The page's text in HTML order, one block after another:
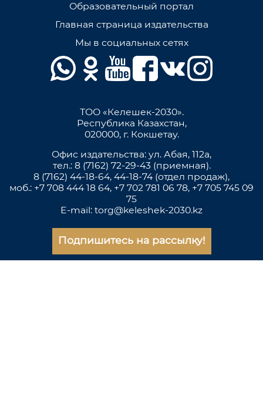
Образовательный портал
Главная страница издательства
Мы в социальных сетях
ТОО «Келешек-2030».
Республика Казахстан,
020000, г. Кокшетау.
Офис издательства: ул. Абая, 112а,
тел.: 8 (7162) 72-29-43 (приемная).
8 (7162) 44-18-64, 44-18-74 (отдел продаж),
моб.: +7 708 444 18 64, +7 702 781 06 78, +7 705 745 09
75
E-mail: torg@keleshek-2030.kz
Подпишитесь на рассылку!